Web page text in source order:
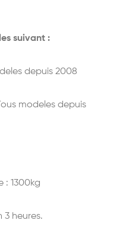
suivant :
depuis 2008
modeles depuis
: 1300kg
3 heures.